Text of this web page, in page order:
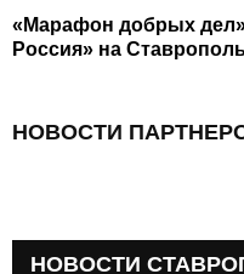
«Марафон добрых
Россия» на
НОВОСТИ
НОВОСТИ